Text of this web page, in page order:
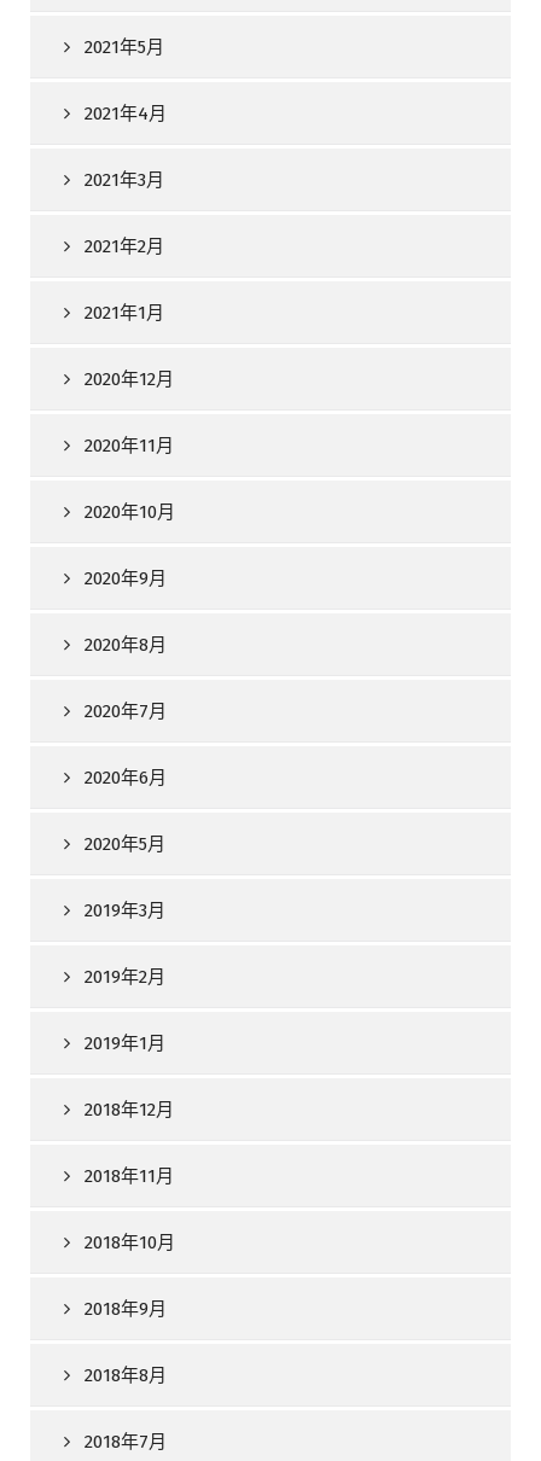
2021年5月
2021年4月
2021年3月
2021年2月
2021年1月
2020年12月
2020年11月
2020年10月
2020年9月
2020年8月
2020年7月
2020年6月
2020年5月
2019年3月
2019年2月
2019年1月
2018年12月
2018年11月
2018年10月
2018年9月
2018年8月
2018年7月